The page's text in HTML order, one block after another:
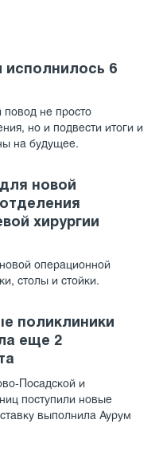
6
повод не просто
но и подвести итоги и
на будущее.
новой
хирургии
операционной
столы и стойки.
поликлиники
еще 2
Посадской и
поступили новые
выполнила Аурум